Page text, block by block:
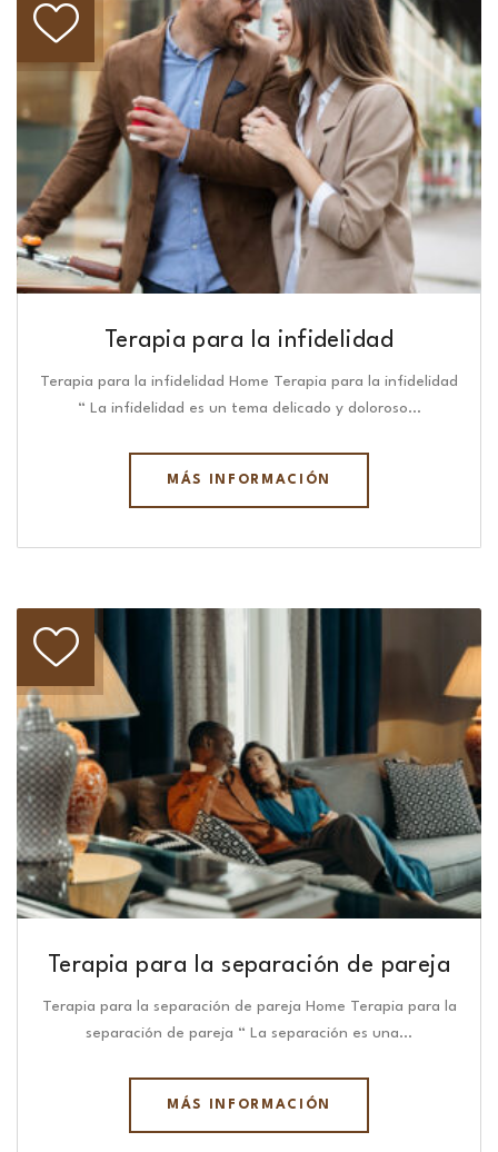
Terapia para la infidelidad
Terapia para la infidelidad Home Terapia para la infidelidad
“ La infidelidad es un tema delicado y doloroso…
MÁS INFORMACIÓN
Terapia para la separación de pareja
Terapia para la separación de pareja Home Terapia para la
separación de pareja “ La separación es una…
MÁS INFORMACIÓN